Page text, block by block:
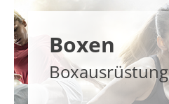
Boxen
Boxausrüstung